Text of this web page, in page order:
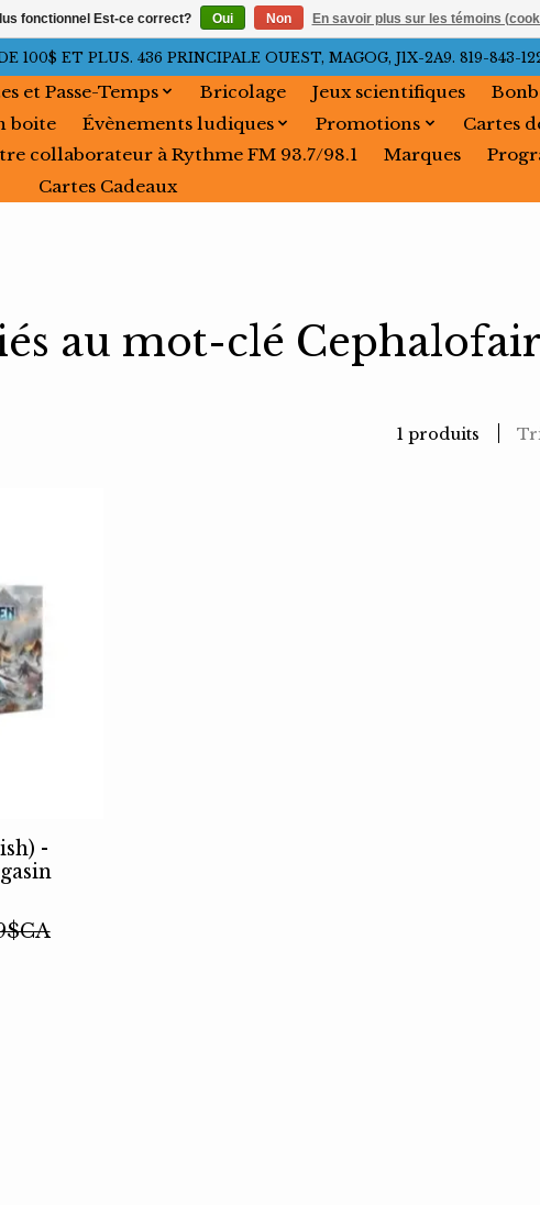
ET PLUS. 436 PRINCIPALE OUEST, MAGOG, J1X-2A9. 819-843-
et Passe-Temps Bricolage Jeux scientifiques
boite Évènements ludiques Promotions
Cartes
collaborateur à Rythme FM 93.7/98.1 Marques
Cartes Cadeaux
au mot-clé Cephalofair
1 produits
-
fonctionnel Est-ce correct? Oui Non En savoir plus sur les témoins